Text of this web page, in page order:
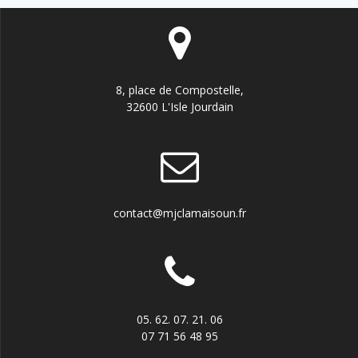
8, place de Compostelle,
32600 L'Isle Jourdain
contact@mjclamaisoun.fr
05. 62. 07. 21. 06
07 71 56 48 95